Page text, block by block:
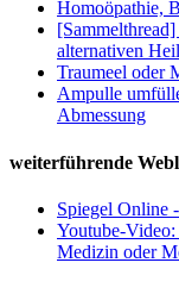
Homoöpathie,
alternativen
Traumeel oder
Ampulle
Abmessung
weiterführende
Spiegel Online
Youtube-Video:
Medizin oder